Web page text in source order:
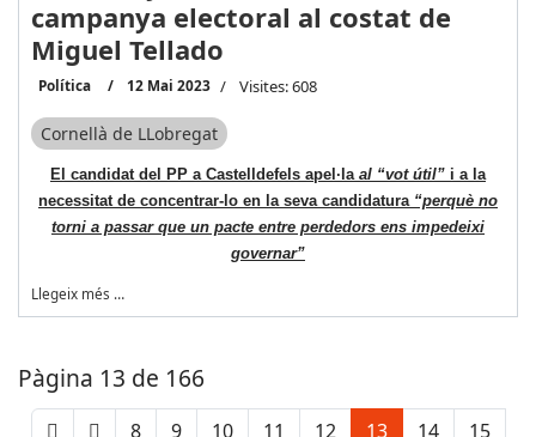
campanya electoral al costat de
Miguel Tellado
Política 12 Mai 2023 Visites: 608
Cornellà de LLobregat
El candidat del PP a Castelldefels apel·la al “vot útil” i a la
necessitat de concentrar-lo en la seva candidatura“perquè no
torni a passar que un pacte entre perdedors ens impedeixi
governar”
Llegeix més …
Pàgina 13 de 166
8 9 10 11 12 13 14
15